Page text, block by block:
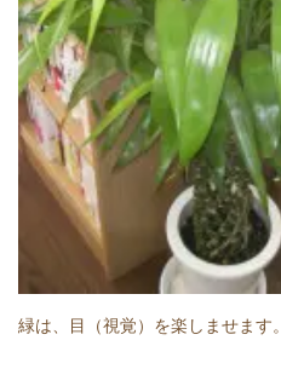
緑は、目（視覚）を楽しませます。